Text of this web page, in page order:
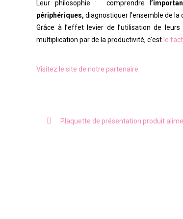
Leur philosophie : comprendre l
périphériques, diagnostiquer l’ensemble de
Grâce à l’effet levier de l’utilisation de
multiplication par de la productivité, c’est le
Visitez le site de notre partenaire
Plaquette de présentation produit